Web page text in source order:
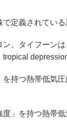
で定義されてい
ン、タイフーン
を持つ熱帯低気
度」を持つ熱帯